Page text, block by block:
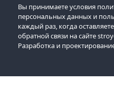
Вы принимаете условия
персональных данных и
каждый раз, когда
обратной связи на сайте
Разработка и